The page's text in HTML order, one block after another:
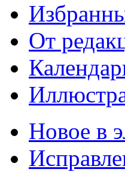
От
Новое в